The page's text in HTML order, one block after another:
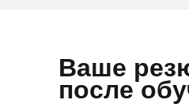
Ваше
после